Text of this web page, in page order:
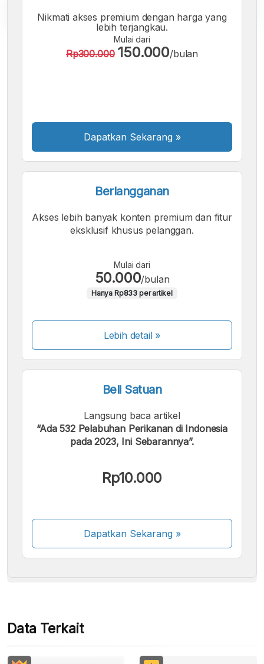
Font
A
Font
A
Font
Nikmati akses premium dengan harga yang
lebih terjangkau.
Mulai dari
Rp300.000 150.000/bulan
Dapatkan Sekarang »
Berlangganan
Akses lebih banyak konten premium dan fitur
eksklusif khusus pelanggan.
Mulai dari
50.000/bulan
Hanya Rp833 per artikel
Lebih detail »
Beli Satuan
Langsung baca artikel
“Ada 532 Pelabuhan Perikanan di Indonesia
pada 2023, Ini Sebarannya”.
Rp10.000
Dapatkan Sekarang»
Beberapa metode pembayaran masih dalam
Data Terkait